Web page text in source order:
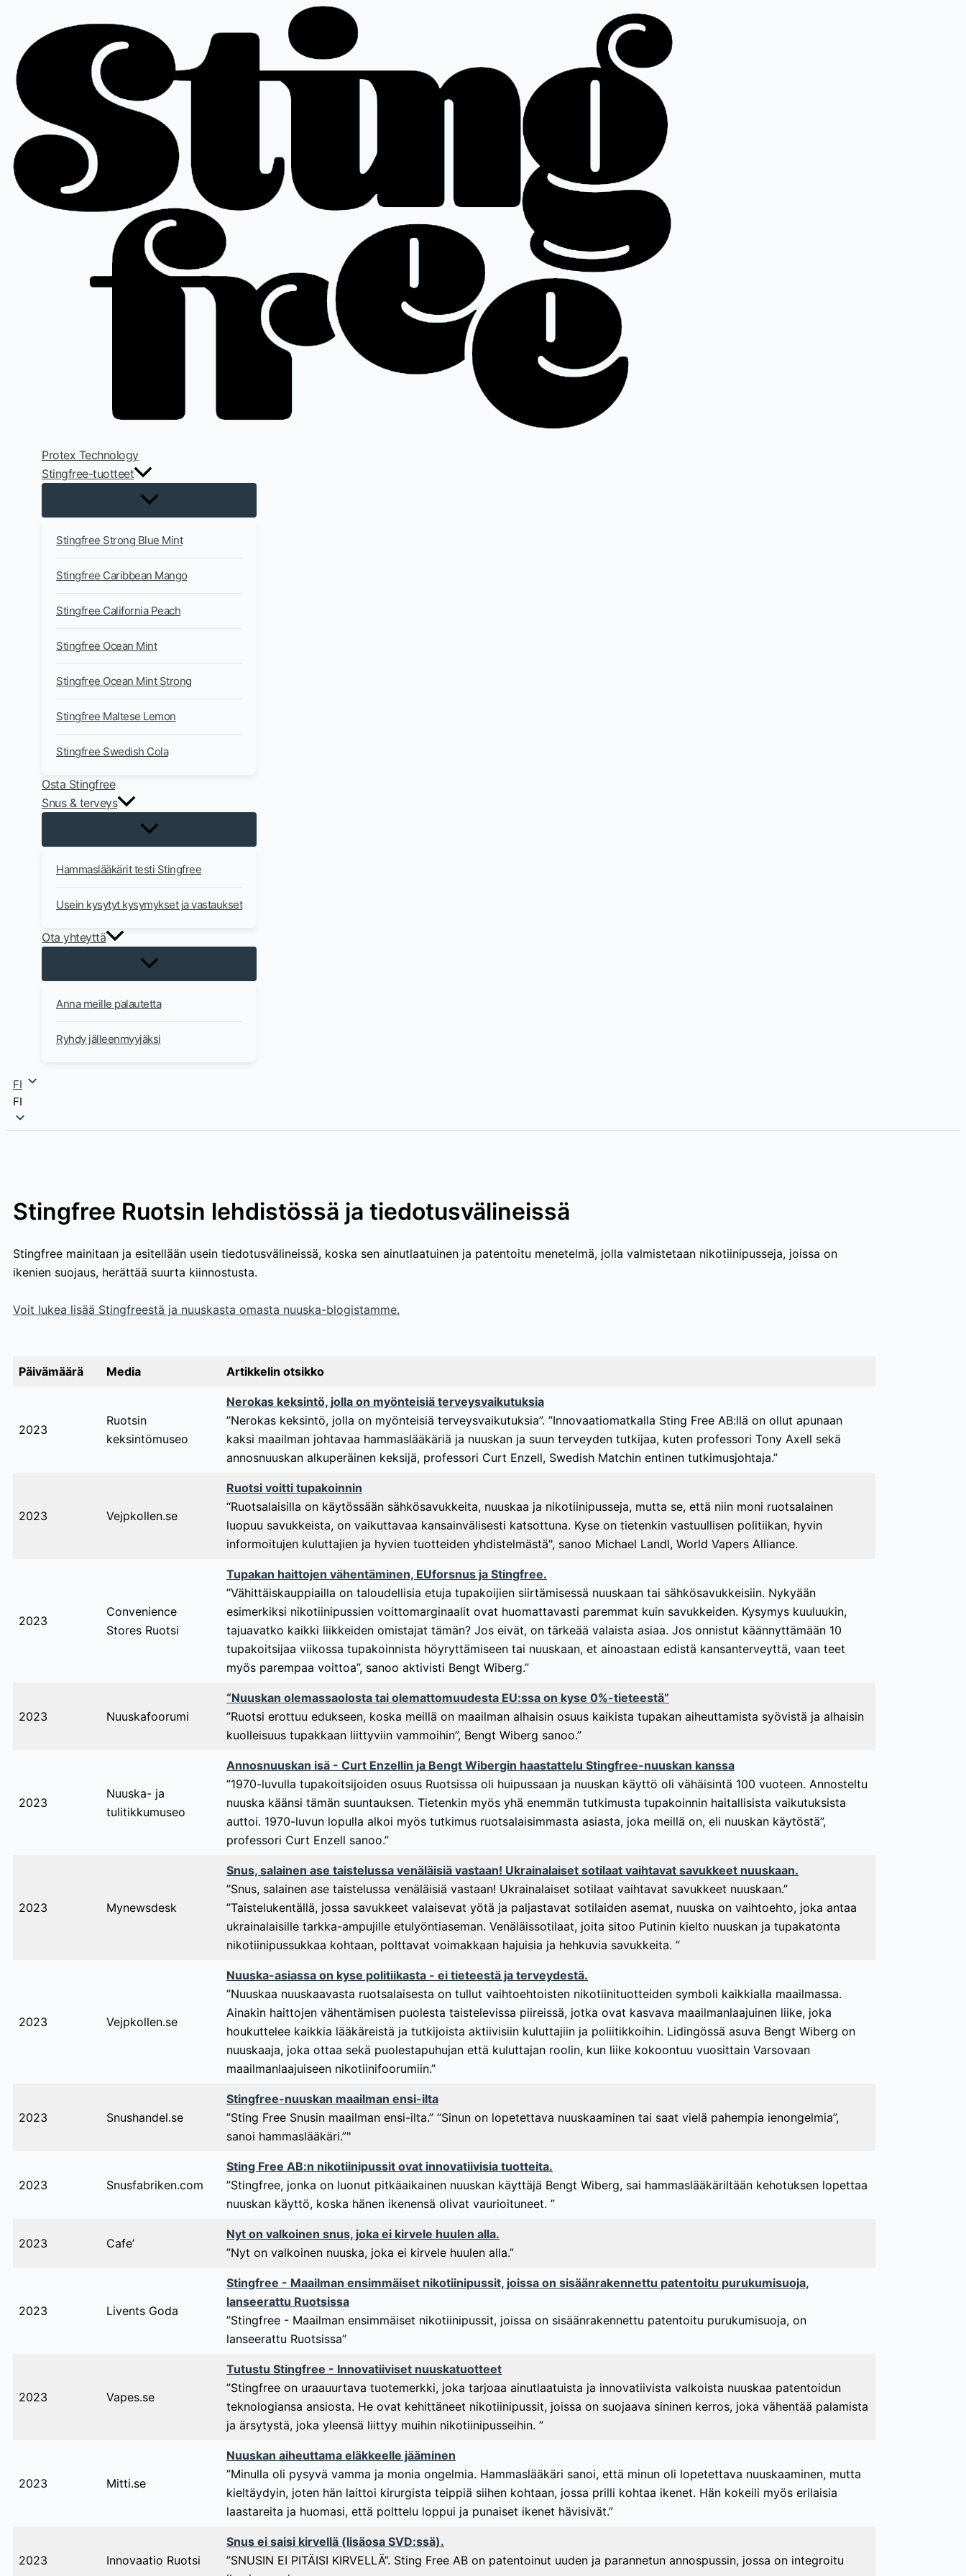
sisältöön
Protex Technology
Stingfree-tuotteet
Stingfree Strong Blue Mint
Stingfree Caribbean Mango
Stingfree California Peach
Stingfree Ocean Mint
Stingfree Ocean Mint Strong
Stingfree Maltese Lemon
Stingfree Swedish Cola
Osta Stingfree
Snus & terveys
Hammaslääkärit testi Stingfree
Usein kysytyt kysymykset ja vastaukset
Ota yhteyttä
Anna meille palautetta
Ryhdy jälleenmyyjäksi
FI
FI
Stingfree Ruotsin lehdistössä ja tiedotusvälineissä
Stingfree mainitaan ja esitellään usein tiedotusvälineissä, koska sen ainutlaatuinen ja patentoitu menetelmä, jolla valmistetaan nikotiinipusseja, joissa on
ikenien suojaus, herättää suurta kiinnostusta.
Voit lukea lisää Stingfreestä ja nuuskasta omasta nuuska-blogistamme.
Päivämäärä Media Artikkelin otsikko
2023
Ruotsin
keksintömuseo
Nerokas keksintö, jolla on myönteisiä terveysvaikutuksia
”Nerokas keksintö, jolla on myönteisiä terveysvaikutuksia”. ”Innovaatiomatkalla Sting Free AB:llä on ollut apunaan
kaksi maailman johtavaa hammaslääkäriä ja nuuskan ja suun terveyden tutkijaa, kuten professori Tony Axell sekä
annosnuuskan alkuperäinen keksijä, professori Curt Enzell, Swedish Matchin entinen tutkimusjohtaja.”
2023 Vejpkollen.se
Ruotsi voitti tupakoinnin
“Ruotsalaisilla on käytössään sähkösavukkeita, nuuskaa ja nikotiinipusseja, mutta se, että niin moni ruotsalainen
luopuu savukkeista, on vaikuttavaa kansainvälisesti katsottuna. Kyse on tietenkin vastuullisen politiikan, hyvin
informoitujen kuluttajien ja hyvien tuotteiden yhdistelmästä", sanoo Michael Landl, World Vapers Alliance.
2023
Convenience
Stores Ruotsi
Tupakan haittojen vähentäminen, EUforsnus ja Stingfree.
”Vähittäiskauppiailla on taloudellisia etuja tupakoijien siirtämisessä nuuskaan tai sähkösavukkeisiin. Nykyään
esimerkiksi nikotiinipussien voittomarginaalit ovat huomattavasti paremmat kuin savukkeiden. Kysymys kuuluukin,
tajuavatko kaikki liikkeiden omistajat tämän? Jos eivät, on tärkeää valaista asiaa. Jos onnistut käännyttämään 10
tupakoitsijaa viikossa tupakoinnista höyryttämiseen tai nuuskaan, et ainoastaan edistä kansanterveyttä, vaan teet
myös parempaa voittoa”, sanoo aktivisti Bengt Wiberg.”
2023 Nuuskafoorumi
“Nuuskan olemassaolosta tai olemattomuudesta EU:ssa on kyse 0%-tieteestä”
”Ruotsi erottuu edukseen, koska meillä on maailman alhaisin osuus kaikista tupakan aiheuttamista syövistä ja alhaisin
kuolleisuus tupakkaan liittyviin vammoihin”, Bengt Wiberg sanoo.”
2023
Nuuska- ja
tulitikkumuseo
Annosnuuskan isä - Curt Enzellin ja Bengt Wibergin haastattelu Stingfree-nuuskan kanssa
”1970-luvulla tupakoitsijoiden osuus Ruotsissa oli huipussaan ja nuuskan käyttö oli vähäisintä 100 vuoteen. Annosteltu
nuuska käänsi tämän suuntauksen. Tietenkin myös yhä enemmän tutkimusta tupakoinnin haitallisista vaikutuksista
auttoi. 1970-luvun lopulla alkoi myös tutkimus ruotsalaisimmasta asiasta, joka meillä on, eli nuuskan käytöstä”,
professori Curt Enzell sanoo.”
2023 Mynewsdesk
Snus, salainen ase taistelussa venäläisiä vastaan! Ukrainalaiset sotilaat vaihtavat savukkeet nuuskaan.
”Snus, salainen ase taistelussa venäläisiä vastaan! Ukrainalaiset sotilaat vaihtavat savukkeet nuuskaan.”
”Taistelukentällä, jossa savukkeet valaisevat yötä ja paljastavat sotilaiden asemat, nuuska on vaihtoehto, joka antaa
ukrainalaisille tarkka-ampujille etulyöntiaseman. Venäläissotilaat, joita sitoo Putinin kielto nuuskan ja tupakatonta
nikotiinipussukkaa kohtaan, polttavat voimakkaan hajuisia ja hehkuvia savukkeita. ”
2023 Vejpkollen.se
Nuuska-asiassa on kyse politiikasta - ei tieteestä ja terveydestä.
”Nuuskaa nuuskaavasta ruotsalaisesta on tullut vaihtoehtoisten nikotiinituotteiden symboli kaikkialla maailmassa.
Ainakin haittojen vähentämisen puolesta taistelevissa piireissä, jotka ovat kasvava maailmanlaajuinen liike, joka
houkuttelee kaikkia lääkäreistä ja tutkijoista aktiivisiin kuluttajiin ja poliitikkoihin. Lidingössä asuva Bengt Wiberg on
nuuskaaja, joka ottaa sekä puolestapuhujan että kuluttajan roolin, kun liike kokoontuu vuosittain Varsovaan
maailmanlaajuiseen nikotiinifoorumiin.”
2023 Snushandel.se
Stingfree-nuuskan maailman ensi-ilta
”Sting Free Snusin maailman ensi-ilta.” “Sinun on lopetettava nuuskaaminen tai saat vielä pahempia ienongelmia”,
sanoi hammaslääkäri.”"
2023 Snusfabriken.com
Sting Free AB:n nikotiinipussit ovat innovatiivisia tuotteita.
”Stingfree, jonka on luonut pitkäaikainen nuuskan käyttäjä Bengt Wiberg, sai hammaslääkäriltään kehotuksen lopettaa
nuuskan käyttö, koska hänen ikenensä olivat vaurioituneet. ”
2023 Cafe’
Nyt on valkoinen snus, joka ei kirvele huulen alla.
”Nyt on valkoinen nuuska, joka ei kirvele huulen alla.”
2023 Livents Goda
Stingfree - Maailman ensimmäiset nikotiinipussit, joissa on sisäänrakennettu patentoitu purukumisuoja,
lanseerattu Ruotsissa
”Stingfree - Maailman ensimmäiset nikotiinipussit, joissa on sisäänrakennettu patentoitu purukumisuoja, on
lanseerattu Ruotsissa”
2023 Vapes.se
Tutustu Stingfree - Innovatiiviset nuuskatuotteet
”Stingfree on uraauurtava tuotemerkki, joka tarjoaa ainutlaatuista ja innovatiivista valkoista nuuskaa patentoidun
teknologiansa ansiosta. He ovat kehittäneet nikotiinipussit, joissa on suojaava sininen kerros, joka vähentää palamista
ja ärsytystä, joka yleensä liittyy muihin nikotiinipusseihin. ”
2023 Mitti.se
Nuuskan aiheuttama eläkkeelle jääminen
”Minulla oli pysyvä vamma ja monia ongelmia. Hammaslääkäri sanoi, että minun oli lopetettava nuuskaaminen, mutta
kieltäydyin, joten hän laittoi kirurgista teippiä siihen kohtaan, jossa prilli kohtaa ikenet. Hän kokeili myös erilaisia
laastareita ja huomasi, että polttelu loppui ja punaiset ikenet hävisivät.”
2023 Innovaatio Ruotsi
Snus ei saisi kirvellä (lisäosa SVD:ssä).
”SNUSIN EI PITÄISI KIRVELLÄ”. Sting Free AB on patentoinut uuden ja parannetun annospussin, jossa on integroitu